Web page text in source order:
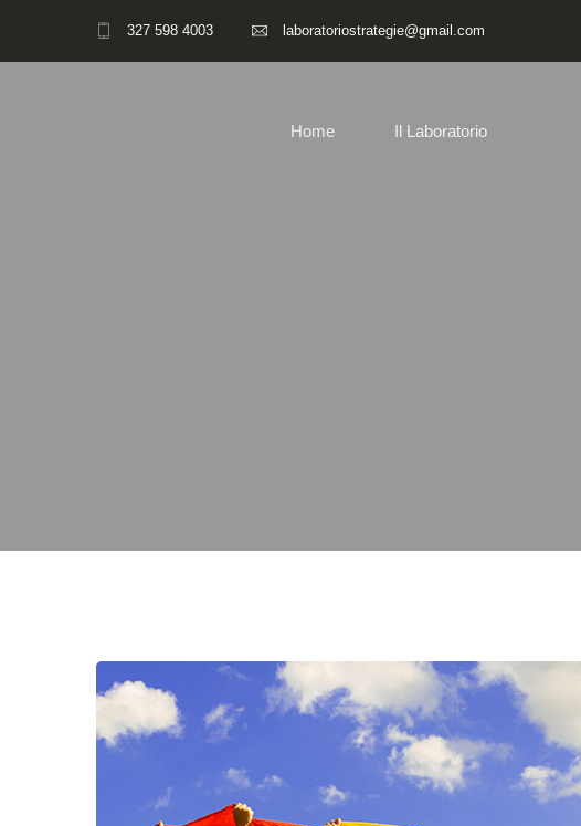
327 598 4003 laboratoriostrategie@gmail.com
Home Il Laboratorio